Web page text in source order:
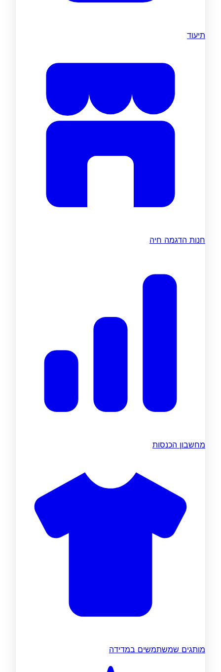
תיעוד
חנות הדגמה חיה
מחשבון הכנסות
מותגים שמשתמשים במדידה